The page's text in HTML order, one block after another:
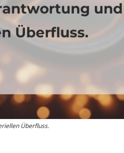
Überfluss.